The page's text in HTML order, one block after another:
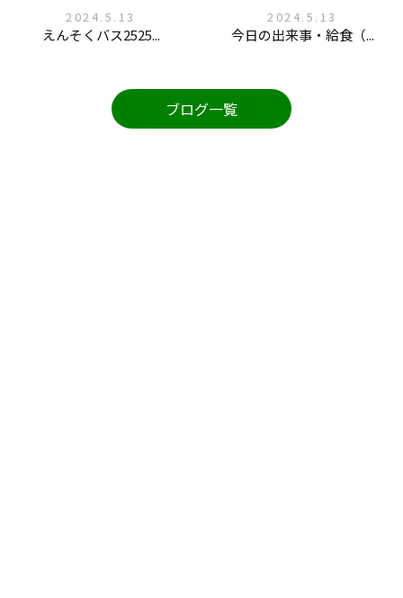
2024.5.13
えんそくバス2525...
2024.5.13
今日の出来事・給食（...
ブログ一覧